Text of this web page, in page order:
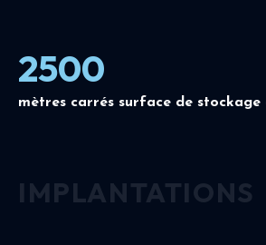
2500
mètres carrés surface de
IMPLANTATIONS